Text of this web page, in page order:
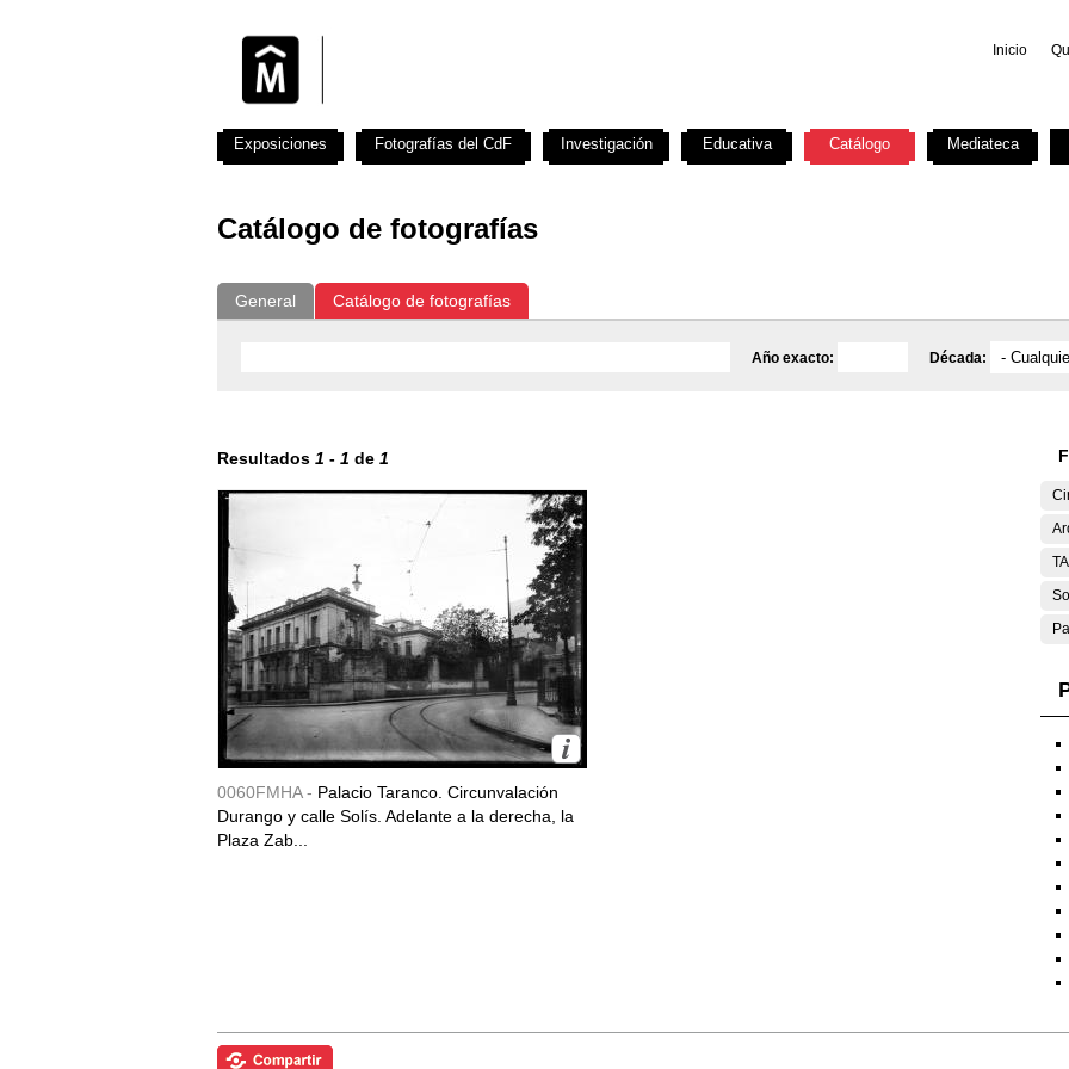
Inicio
Catálogo de fotografías
General Catálogo de fotografías
Año exacto: Década:
Resultados 1 - 1 de 1
0060FMHA - Palacio Taranco. Circunvalación
Durango y calle Solís. Adelante a la derecha, la
Plaza Zab...
Exposiciones Fotografías del CdF Investigación Educativa Catálogo Mediateca